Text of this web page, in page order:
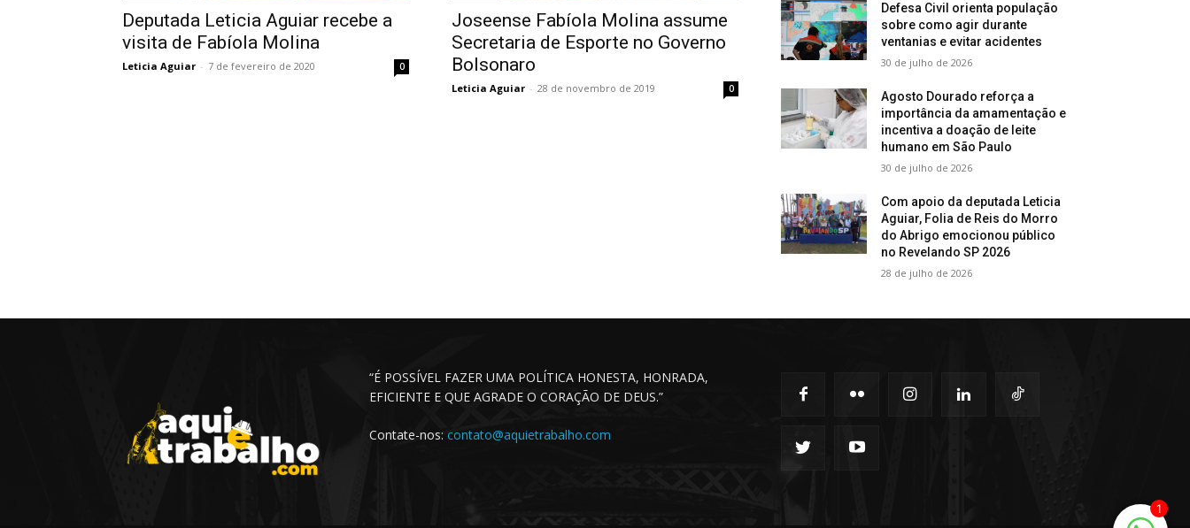
Deputada Leticia Aguiar recebe a
visita de Fabíola Molina
Leticia Aguiar - 7 de fevereiro de 2020 0
Joseense Fabíola Molina assume
Secretaria de Esporte no Governo
Bolsonaro
Leticia Aguiar - 28 de novembro de 2019 0
Defesa Civil orienta população
sobre como agir durante
ventanias e evitar acidentes
30 de julho de 2026
Agosto Dourado reforça a
importância da amamentação e
incentiva a doação de leite
humano em São Paulo
30 de julho de 2026
Com apoio da deputada Leticia
Aguiar, Folia de Reis do Morro
do Abrigo emocionou público
no Revelando SP 2026
28 de julho de 2026
“É POSSÍVEL FAZER UMA POLÍTICA HONESTA, HONRADA,
EFICIENTE E QUE AGRADE O CORAÇÃO DE DEUS.”
Contate-nos: contato@aquietrabalho.com
1